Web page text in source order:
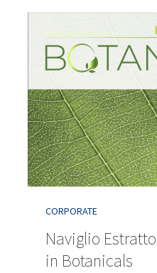
CORPORATE
Naviglio
in Botanicals